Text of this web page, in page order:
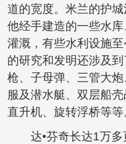
道的宽度。米兰的护
他经手建造的一些水
灌溉，有些水利设施
的研究和发明还涉及
枪、子母弹、三管大
服及潜水艇、双层船
直升机、旋转浮桥等等
达•芬奇长达1万